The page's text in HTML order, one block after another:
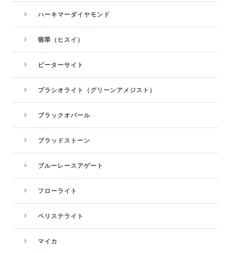
ハーキマーダイヤモンド
翡翠（ヒスイ）
ピーターサイト
プラシオライト（グリーンアメジスト）
ブラックオパール
ブラッドストーン
ブルーレースアゲート
フローライト
ペリステライト
マイカ